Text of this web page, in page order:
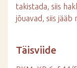
takistada, siis
jõuavad, siis jääb
Täisviide